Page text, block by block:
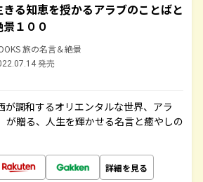
きる知恵を授かるアラブのことばと
景１００
旅の名言＆絶景
発売
が調和するオリエンタルな世界、アラ
が贈る、人生を輝かせる名言と癒やしの
詳細を見る